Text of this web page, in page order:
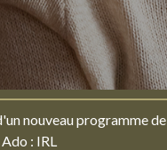
nouveau programme de
: IRL